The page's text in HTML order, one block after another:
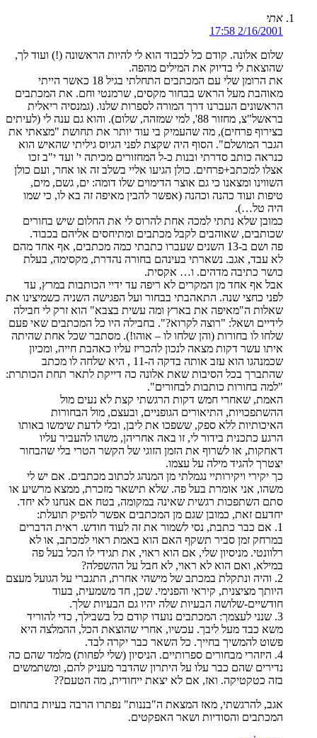
אתי
2/16/2001 17:58
שלום אלונה. קודם כל לכבוד הוא לי להיות הראשונה (!) ועוד לך,
שהוצאת לי בדיוק את המילים מהפה.
את הרומן שלי עם המכתבים התחלתי בגיל 18 כאשר הייתי
מאוהבת מעל הראש בבחור מקסים, שרמנטי וחם. את המכתבים
הראשונים העברנו דרך המורה לספרות שלנו. (גמנסיה ריאלית
בראשל"צ, מחזור 88', למי שמזהה, שלום). והוא גם ענה לי (לעיתים
בצירוף פרחים), מה שהעמיק בי עוד יותר את תחושת "מצאתי את
הגבר המושלם". הסוף היה שקצת לפני הגיוס גיליתי שהאיש הוא
כנראה כותב סדרתי ובנות כ-ל המחזורים מכיתה י' ועד י"ב זכו
אצלו למכתב+פרחים. כולן הגיעו אליי בשלב זה או אחר, ועם כולן
השווינו ומצאנו כי גם אוצר הדימוים שלו דומה: ים, גשם, מים,
טיפות ועוד כהנה וכהנה (אפשר להבין מאיפה זה בא לו, כי שמו
היה טל…).
כמובן שלא נתתי למכה אחת להרוס לי את החלום שיש בחורים
שכותבים, שאוהבים לקבל מכתבים ומתיחסים אליהם בכבוד.
פה ושם ב-13 השנים שעברו כתבתי כמה מכתבים, אף אחד מהם
לא עבד, אגב. נשארתי בעינהם בחורה נהדרת, מקסימה, בעלת
כושר כתיבה מדהים. ו… אקסית.
אבל אף אחד מן המקרים לא ריפה עד ידיי הכותבות במרץ, עד
לפני כחצי שנה. התאהבתי בבחור ועל הפגישה השניה כשמיצינו את
שאלות ה"מאיפה את בארץ ומה עשית בצבא" הוא זרק לי חבילה
לידיים ושאל: "רוצה לקרוא?". בחבילה היו כל המכתבים שאי פעם
שלחו לו בחורות (והן שלחו לו – אוהו!). מסתבר שכל אחת שהיתה
איתו עשר דקות מצאה לנכון להכריז עליו כאהבת חייה, ומכיון
שכמנהגו הוא עזב אותה בדקה ה-11 , היא שלחה לו מכתב
שהתברך בכל הסיבות שאת אלונה כה דייקת לתאר תחת הכותרת:
"למה בחורות כותבות לבחורים".
האמת, שאחרי חמש דקות הרגשתי קצת לא נעים מול
ההשתפכויות, התיאורים הגופניים, ובעצם, מול הבחורות
האיכותיות ללא ספק, ששפכו את ליבן, ובלי לדעת שימשו באותו
הרגע כתכנית בידור לי, זו באה אחריהן, משהו להעביר עליו
דאחקות, או לשרוף את הזמן הזוגי של הקשר הטרי בלי שהבחור
יצטרך להגיד מילה על עצמו.
כך יקירי ויקירותיי נגמלתי מן המנהג לכתוב מכתבים. אם יש לי
משהו, אני אומרת בעל פה. שלא תישאר מזכרת, ממצא מרשיע או
סתם השתפכות רגשית שאינה במקומה, בטח אם אנחנו לא יחד.
יחדעם זאת, כמובן שגם מן המכתבים אפשר להפיק תועלת:
1. אם כבר כתבת, נסי לשמור את זה לעוד חודש. ראית הדברים
במרחק זמן סביר תשקף האם הוא באמת ראוי למכתב, או לא
רלוונטי. מניסיון שלי, אם הוא ראוי, את תגידי לו הכל בעל פה
במילא, ואם הוא לא ראוי, לא חבל על ההשפלה?
2. והיה ונתקלת במכתב של מישהי אחרת, התגברי על הגועל מעצם
היותך מציצנית, קיראי והפנימי. שכן, חד משמעית, בעוד
חודשיים-שלושה הבעיות שלה יהיו גם הבעיות שלך.
3. שנני לעצמך: המכתבים נועדו קודם כל בשבילך, כדי להוריד
משא כבד מעל ליבך. עכשיו, אחרי שהוצאת הכל, ההמלצה היא
פשוט להמשיך בחייך. כל השאר כבר יקרה לבד.
4. היזהרי מבחורים ספרותיים. הניסיון (שלי לפחות) מלמד שהם כה
נדירים שהם כבר עלו על היתרון שהדבר מעניק להם, ומשתמשים
בזה כטקטיקה. ואז, אם לא יצאת ייחודית, מה הטעם??
אגב, להרגשתי, מאז המצאת ה"בננות" נפתרו הרבה בעיות בתחום
המכתבים והסודיות ושאר האפקטים.